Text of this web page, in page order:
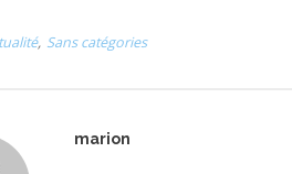
Sans catégories
marion